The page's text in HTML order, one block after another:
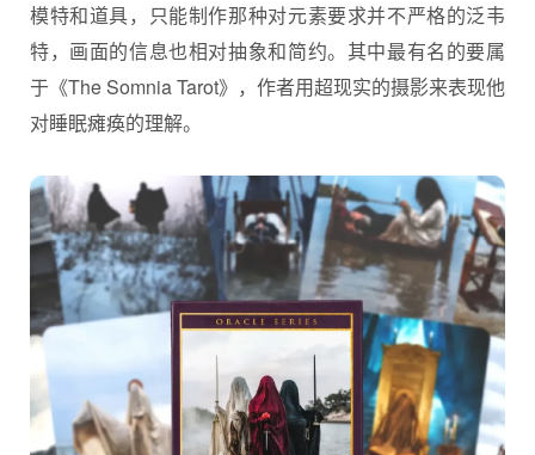
模特和道具，只能制作那种对元素要求并不严格的泛韦
特，画面的信息也相对抽象和简约。其中最有名的要属
于《The Somnia Tarot》，作者用超现实的摄影来表现他
对睡眠瘫痪的理解。